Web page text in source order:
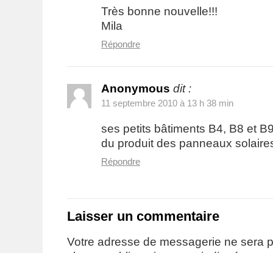
Très bonne nouvelle!!!
Mila
Répondre
Anonymous dit :
11 septembre 2010 à 13 h 38 min
ses petits bâtiments B4, B8 et
du produit des panneaux
Répondre
Laisser un commentaire
Votre adresse de messagerie ne sera